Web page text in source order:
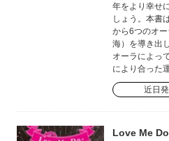
年をより幸せ
しょう。本書
から6つのオ
海）を導き出
オーラによっ
により合った
近日
Love Me